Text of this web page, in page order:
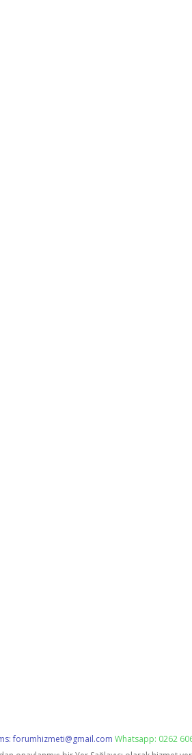
forumhizmeti@gmail.com Whatsapp: 0262